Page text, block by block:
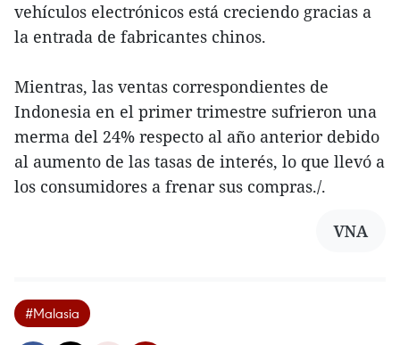
vehículos electrónicos está creciendo gracias a
la entrada de fabricantes chinos.
Mientras, las ventas correspondientes de
Indonesia en el primer trimestre sufrieron una
merma del 24% respecto al año anterior debido
al aumento de las tasas de interés, lo que llevó a
los consumidores a frenar sus compras./.
VNA
#Malasia